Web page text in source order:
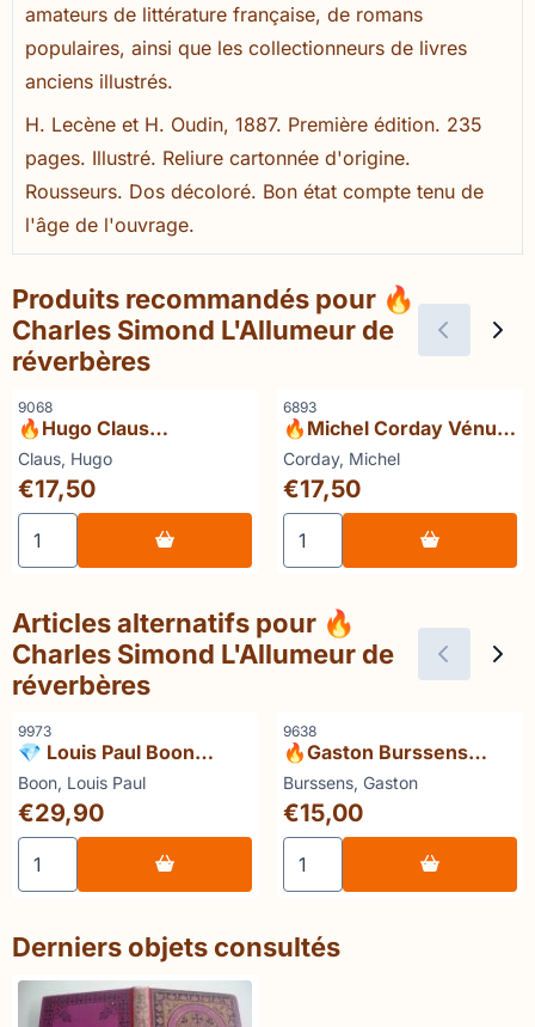
amateurs de littérature française, de romans
populaires, ainsi que les collectionneurs de livres
anciens illustrés.
H. Lecène et H. Oudin, 1887. Première édition. 235
pages. Illustré. Reliure cartonnée d'origine.
Rousseurs. Dos décoloré. Bon état compte tenu de
l'âge de l'ouvrage.
Produits recommandés pour 🔥
Charles Simond L'Allumeur de
réverbères
Référence
9068
🔥Hugo Claus
Onvoltooid verleden
Marque :
Claus, Hugo
Prix: 17,50
€17,50
Choisir la quantité pour 🔥Hugo Claus Onvoltooid
Référence
6893
🔥Michel Corday Vénus
ou les deux risques
Marque :
Corday, Michel
Prix: 17,50
€17,50
Choisir la quantité pour
Articles alternatifs pour 🔥
Charles Simond L'Allumeur de
réverbères
Référence
9973
💎 Louis Paul Boon
Fenomenale Feminateek
Marque :
Boon, Louis Paul
Prix: 29,90
€29,90
Choisir la quantité pour 💎 Louis Paul Boon Fenomenale
Référence
9638
🔥Gaston Burssens
Herinnering
Marque :
Burssens, Gaston
Prix: 15,00
€15,00
Choisir la quantité pour
Derniers objets consultés